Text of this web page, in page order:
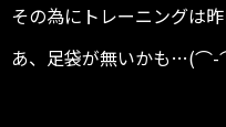
その為にトレーニングは
あ、足袋が無いかも